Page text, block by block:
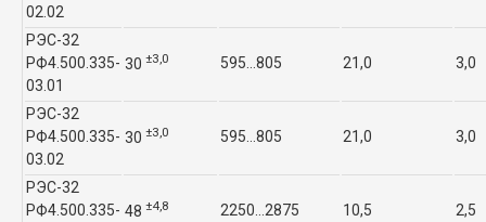
02.02
РЭС-32
РФ4.500.335-
03.01
30 ±3,0 595…805 21,0 3,0
РЭС-32
РФ4.500.335-
03.02
30 ±3,0 595…805 21,0 3,0
РЭС-32
РФ4.500.335- 48 ±4,8 2250…2875 10,5 2,5